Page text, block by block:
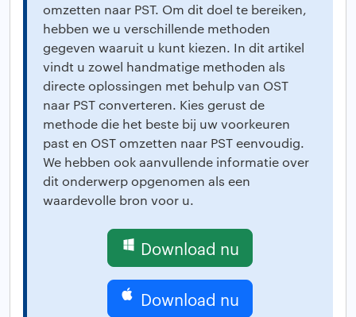
omzetten naar PST. Om dit doel te bereiken,
hebben we u verschillende methoden
gegeven waaruit u kunt kiezen. In dit artikel
vindt u zowel handmatige methoden als
directe oplossingen met behulp van OST
naar PST converteren. Kies gerust de
methode die het beste bij uw voorkeuren
past en OST omzetten naar PST eenvoudig.
We hebben ook aanvullende informatie over
dit onderwerp opgenomen als een
waardevolle bron voor u.
Download nu
Download nu